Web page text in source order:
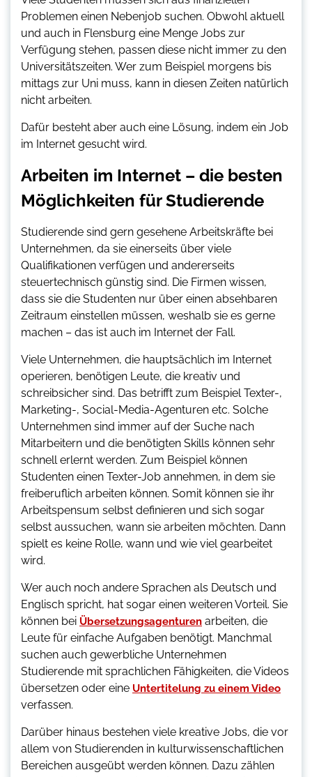
Problemen einen Nebenjob suchen. Obwohl aktuell
und auch in Flensburg eine Menge Jobs zur
Verfügung stehen, passen diese nicht immer zu den
Universitätszeiten. Wer zum Beispiel morgens bis
mittags zur Uni muss, kann in diesen Zeiten natürlich
nicht arbeiten.
Dafür besteht aber auch eine Lösung, indem ein Job
im Internet gesucht wird.
Arbeiten im Internet – die besten
Möglichkeiten für Studierende
Studierende sind gern gesehene Arbeitskräfte bei
Unternehmen, da sie einerseits über viele
Qualifikationen verfügen und andererseits
steuertechnisch günstig sind. Die Firmen wissen,
dass sie die Studenten nur über einen absehbaren
Zeitraum einstellen müssen, weshalb sie es gerne
machen – das ist auch im Internet der Fall.
Viele Unternehmen, die hauptsächlich im Internet
operieren, benötigen Leute, die kreativ und
schreibsicher sind. Das betrifft zum Beispiel Texter-,
Marketing-, Social-Media-Agenturen etc. Solche
Unternehmen sind immer auf der Suche nach
Mitarbeitern und die benötigten Skills können sehr
schnell erlernt werden. Zum Beispiel können
Studenten einen Texter-Job annehmen, in dem sie
freiberuflich arbeiten können. Somit können sie ihr
Arbeitspensum selbst definieren und sich sogar
selbst aussuchen, wann sie arbeiten möchten. Dann
spielt es keine Rolle, wann und wie viel gearbeitet
wird.
Wer auch noch andere Sprachen als Deutsch und
Englisch spricht, hat sogar einen weiteren Vorteil. Sie
können bei Übersetzungsagenturen arbeiten, die
Leute für einfache Aufgaben benötigt. Manchmal
suchen auch gewerbliche Unternehmen
Studierende mit sprachlichen Fähigkeiten, die Videos
übersetzen oder eine Untertitelung zu einem Video
verfassen.
Darüber hinaus bestehen viele kreative Jobs, die vor
allem von Studierenden in kulturwissenschaftlichen
Bereichen ausgeübt werden können. Dazu zählen